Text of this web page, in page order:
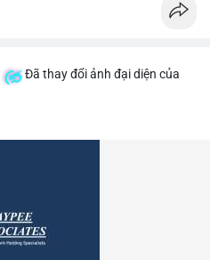
Đã thay đổi ảnh đại diện của